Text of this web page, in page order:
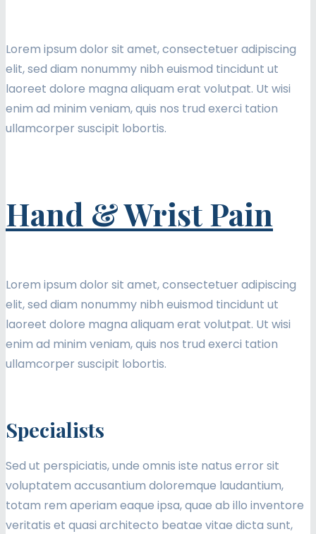
Lorem ipsum dolor sit amet, consectetuer adipiscing
elit, sed diam nonummy nibh euismod tincidunt ut
laoreet dolore magna aliquam erat volutpat. Ut wisi
enim ad minim veniam, quis nos trud exerci tation
ullamcorper suscipit lobortis.
Hand & Wrist Pain
Lorem ipsum dolor sit amet, consectetuer adipiscing
elit, sed diam nonummy nibh euismod tincidunt ut
laoreet dolore magna aliquam erat volutpat. Ut wisi
enim ad minim veniam, quis nos trud exerci tation
ullamcorper suscipit lobortis.
Specialists
Sed ut perspiciatis, unde omnis iste natus error sit
voluptatem accusantium doloremque laudantium,
totam rem aperiam eaque ipsa, quae ab illo inventore
veritatis et quasi architecto beatae vitae dicta sunt,